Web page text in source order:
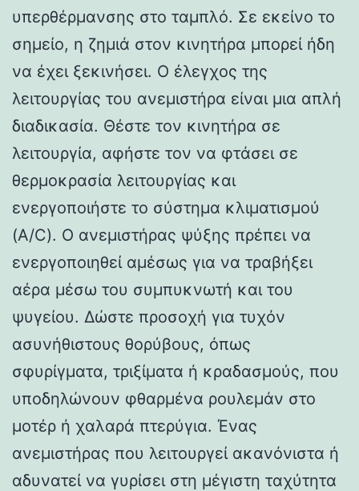
υπερθέρμανσης στο ταμπλό. Σε εκείνο το
σημείο, η ζημιά στον κινητήρα μπορεί ήδη
να έχει ξεκινήσει. Ο έλεγχος της
λειτουργίας του ανεμιστήρα είναι μια απλή
διαδικασία. Θέστε τον κινητήρα σε
λειτουργία, αφήστε τον να φτάσει σε
θερμοκρασία λειτουργίας και
ενεργοποιήστε το σύστημα κλιματισμού
(A/C). Ο ανεμιστήρας ψύξης πρέπει να
ενεργοποιηθεί αμέσως για να τραβήξει
αέρα μέσω του συμπυκνωτή και του
ψυγείου. Δώστε προσοχή για τυχόν
ασυνήθιστους θορύβους, όπως
σφυρίγματα, τριξίματα ή κραδασμούς, που
υποδηλώνουν φθαρμένα ρουλεμάν στο
μοτέρ ή χαλαρά πτερύγια. Ένας
ανεμιστήρας που λειτουργεί ακανόνιστα ή
αδυνατεί να γυρίσει στη μέγιστη ταχύτητα